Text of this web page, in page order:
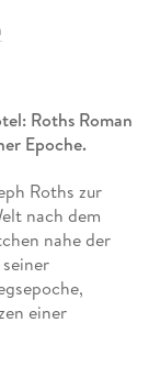
Roths Roman
Epoche.
Roths zur
nach dem
nahe der
einer